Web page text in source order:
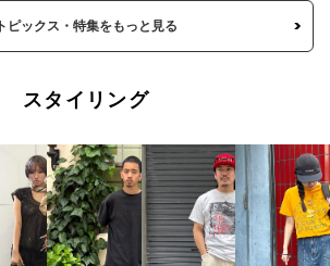
トピックス・特集をもっと見る
スタイリング